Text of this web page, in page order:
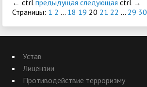
← ctrl предыдущая следующая ctrl →
Страницы: 1 2 ... 18 19 20 21 22 ... 29 30
Устав
Лицензии
Противодействие терроризму